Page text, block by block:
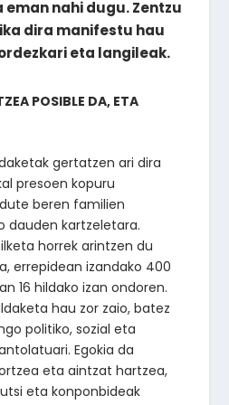
nahi dugu. Zentzu
dira manifestu hau
eta langileak.
POSIBLE DA, ETA
gertatzen ari dira
presoen kopuru
beren familien
dauden kartzeletara.
horrek arintzen du
errepidean izandako 400
16 hildako izan ondoren.
hau zor zaio, batez
politiko, sozial eta
Egokia da
eta aintzat hartzea,
eta konponbideak